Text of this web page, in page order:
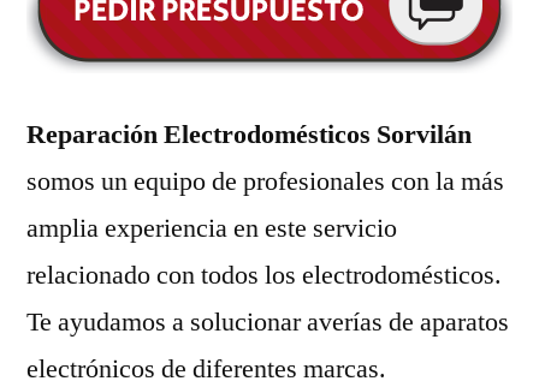
Reparación Electrodomésticos Sorvilán
somos un equipo de profesionales con la más
amplia experiencia en este servicio
relacionado con todos los electrodomésticos.
Te ayudamos a solucionar averías de aparatos
electrónicos de diferentes marcas.